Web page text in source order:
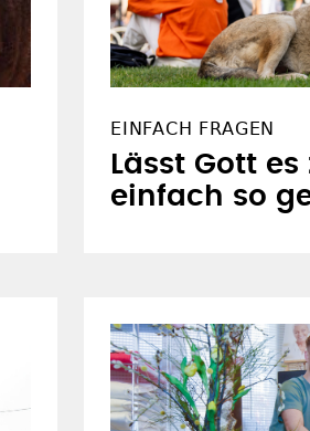
EINFACH FRAGEN
Lässt Gott
einfach so